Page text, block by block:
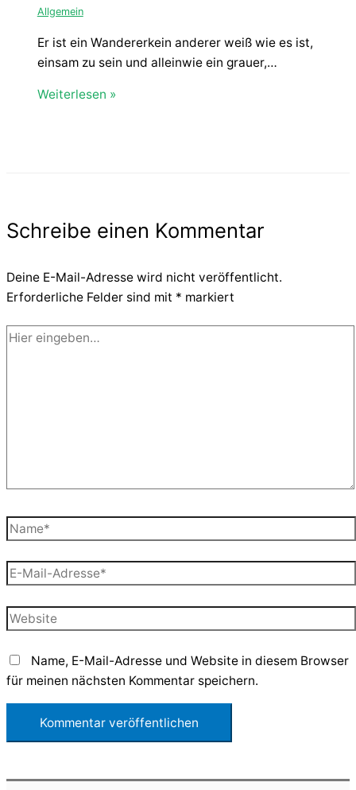
Allgemein
Er ist ein Wandererkein anderer weiß wie es ist,
einsam zu sein und alleinwie ein grauer,…
Weiterlesen »
Schreibe einen Kommentar
Deine E-Mail-Adresse wird nicht veröffentlicht.
Erforderliche Felder sind mit * markiert
Hier
Name*
E-
Mail-
Adresse*
Website
Name, E-Mail-Adresse und Website in diesem Browser
für meinen nächsten Kommentar speichern.